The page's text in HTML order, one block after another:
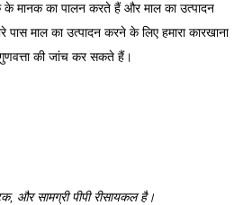
के मानक का पालन करते हैं और माल का उत्पादन
माल का उत्पादन करने के लिए हमारा कारखाना
गुणवत्ता की जांच कर सकते हैं।
और सामग्री पीपी रीसायकल है।